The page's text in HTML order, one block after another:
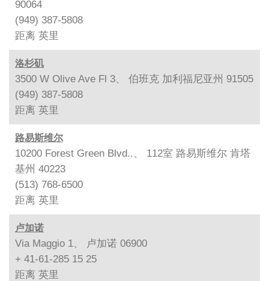
90064
(949) 387-5808
距离 英里
洛杉矶
3500 W Olive Ave Fl 3、 伯班克 加利福尼亚州 91505
(949) 387-5808
距离 英里
路易斯维尔
10200 Forest Green Blvd..、 112室 路易斯维尔 肯塔
基州 40223
(513) 768-6500
距离 英里
卢加诺
Via Maggio 1、 卢加诺 06900
+ 41-61-285 15 25
距离 英里